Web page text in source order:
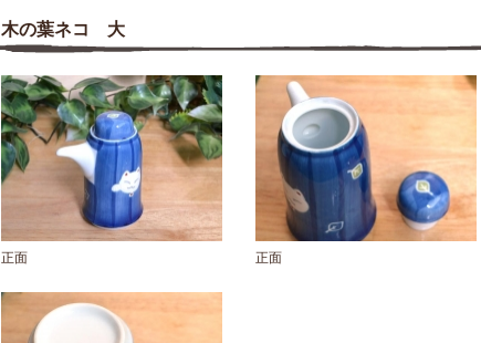
木の葉ネコ 大
正面 正面